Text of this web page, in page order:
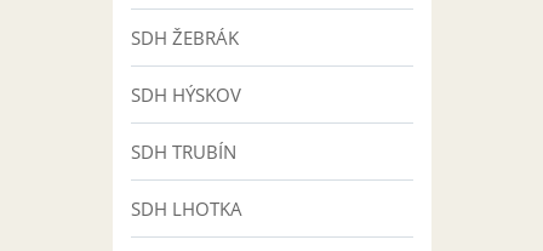
SDH ŽEBRÁK
SDH HÝSKOV
SDH TRUBÍN
SDH LHOTKA